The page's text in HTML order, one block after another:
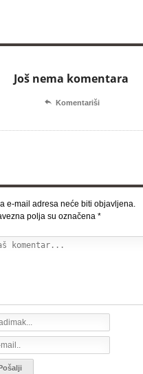
Još nema komentara
 Komentariši
e-mail adresa neće biti objavljena.
polja su označena *